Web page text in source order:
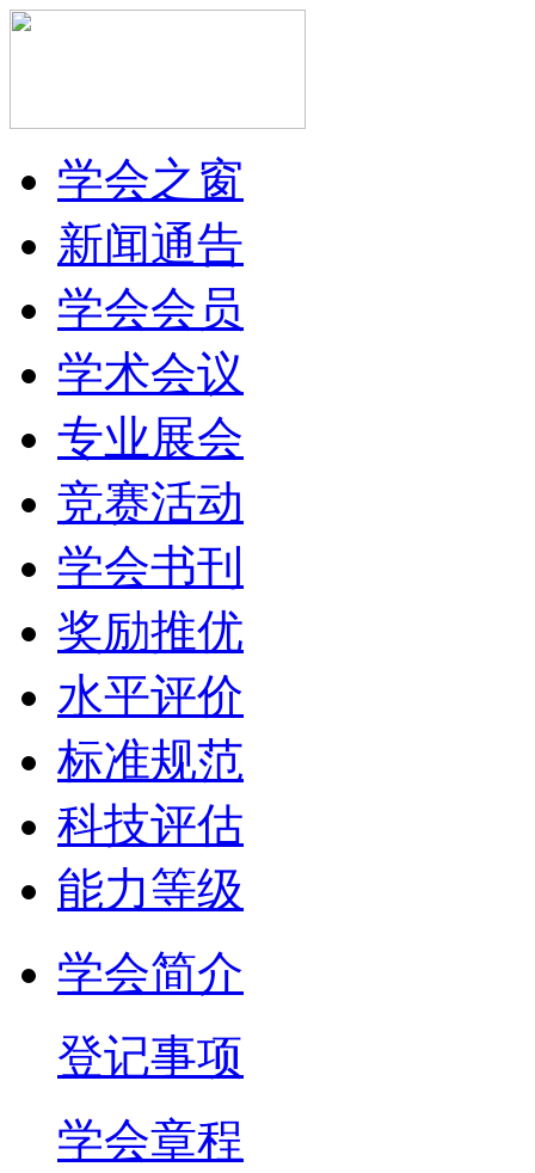
学会之窗
新闻通告
学会会员
学术会议
专业展会
竞赛活动
学会书刊
奖励推优
水平评价
标准规范
科技评估
能力等级
学会简介
登记事项
学会章程